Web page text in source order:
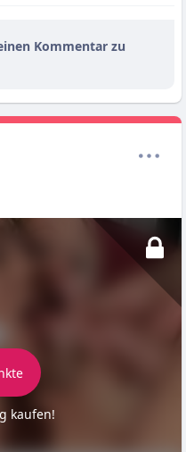
Kommentar zu
kaufen!